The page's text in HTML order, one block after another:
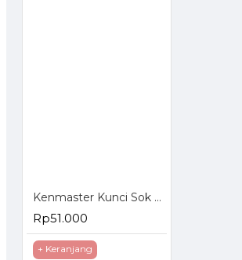
Kenmaster Kunci Sok Set 27 Pcs
Rp51.000
+ Keranjang